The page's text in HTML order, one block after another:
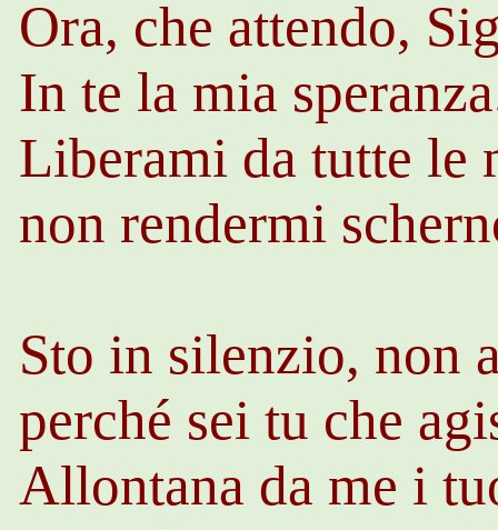
Ora, che attendo,
In te la mia
Liberami da tutte le
non rendermi
Sto in silenzio, non
perché sei tu che
Allontana da me i